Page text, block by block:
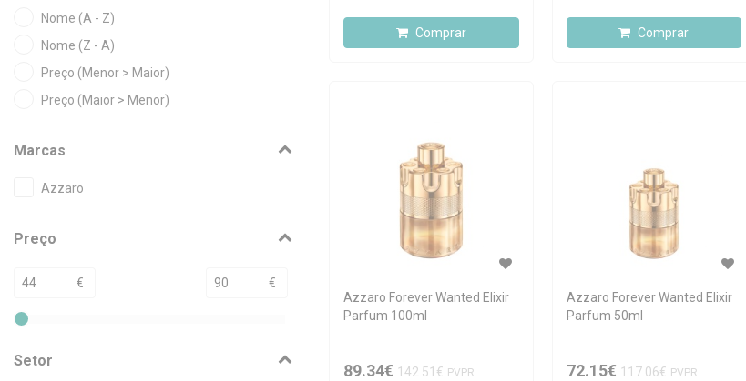
Nome (A - Z)
Nome (Z - A)
Preço (Menor > Maior)
Preço (Maior > Menor)
Marcas
Azzaro
Preço
€ €
Setor
Comprar Comprar
Azzaro Forever Wanted Elixir
Parfum 100ml
89.34€ 142.51€ PVPR
Azzaro Forever Wanted Elixir
Parfum 50ml
72.15€ 117.06€ PVPR